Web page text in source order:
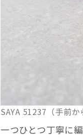
SAYA 51237（手前
一つひとつ丁寧に